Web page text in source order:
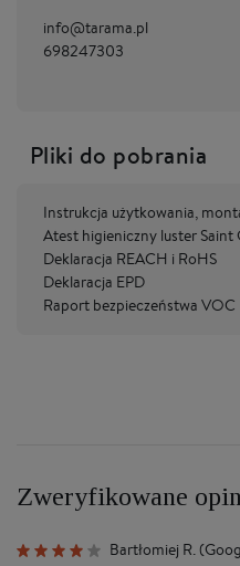
info@tarama.pl
698247303
Pliki do pobrania
Instrukcja użytkowania,
Atest higieniczny luster Saint
Deklaracja REACH i RoHS
Deklaracja EPD
Raport bezpieczeństwa VOC
Zweryfikowane
Bartłomiej R.